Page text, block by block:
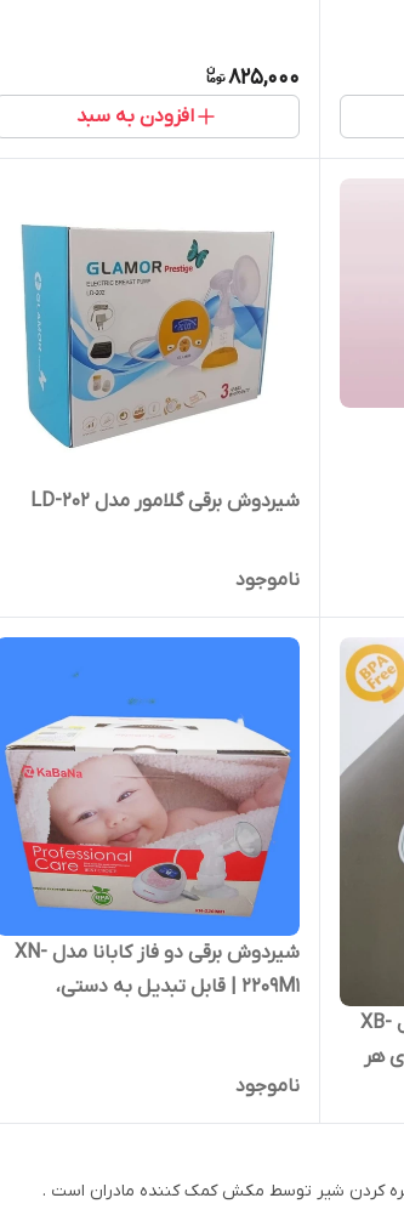
825,000
افزودن به سبد
شیردوش برقی گلامور مدل LD-202
ناموجود
شیردوش دستی نوی آلمان مدل XB-
هر
شیردوش برقی دو فاز کابانا مدل XN-
2209M1 | قابل تبدیل به دستی،
ناموجود
کردن شیر توسط مکش کمک کننده مادران است .